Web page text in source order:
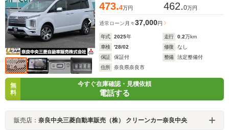
473.4万円 462.0万円
通常ローン 月々37,000円
年式 2025年 走行 0.2万km
車検
'28/02 修復
なし
保証
保証付 整備
法定整備付
住所
奈良県奈良市
無
料
今すぐ在庫確認・見積依頼
電話する
販売店： 奈良中央三菱自動車販売（株） クリーンカー奈良中央